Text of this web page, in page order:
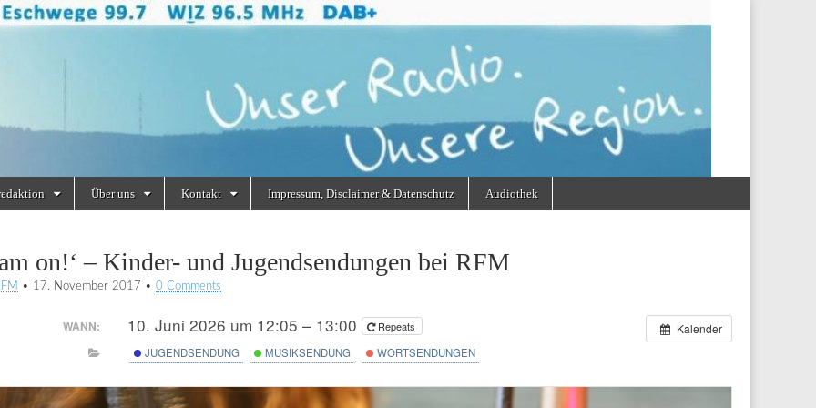
Über uns Kontakt Impressum, Disclaimer & Datenschutz Audiothek
on!‘ – Kinder- und Jugendsendungen bei RFM
• 17. November 2017 • 0 Comments
Kalender
WANN: 10. Juni 2026 um 12:05 – 13:00
Repeats
JUGENDSENDUNG
MUSIKSENDUNG WORTSENDUNGEN